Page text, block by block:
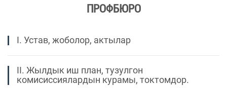
ПРОФБЮРО
I. Устав, жоболор, актылар
II. Жылдык иш план, тузулгон
комисиссиялардын курамы, токтомдор.